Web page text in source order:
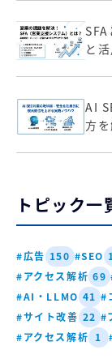
と
AI
方
トピック一
#広告 150 #SEO
#アクセス解析 69
#AI・LLMO 41 #
#サイト改善 22 #
#アクセス解析 1